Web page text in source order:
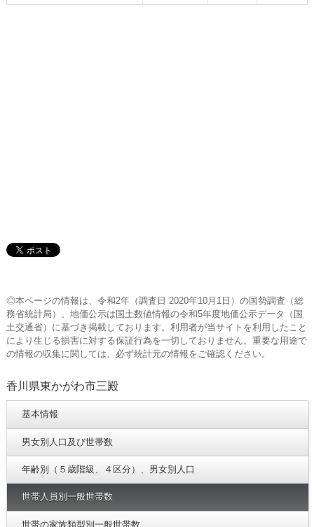
◎本ページの情報は、令和2年（調査日 2020年10月1日）の国勢調査（総
務省統計局）、地価公示は国土数値情報の令和5年度地価公示データ（国
土交通省）に基づき掲載しております。利用者が当サイトを利用したこと
により生じる損害に対する保証行為を一切しておりません。重要な用途で
の情報の収集に関しては、必ず統計元の情報をご確認ください。
香川県東かがわ市三殿
基本情報
男女別人口及び世帯数
年齢別（５歳階級、４区分）、男女別人口
世帯人員別一般世帯数
世帯の家族類型別一般世帯数